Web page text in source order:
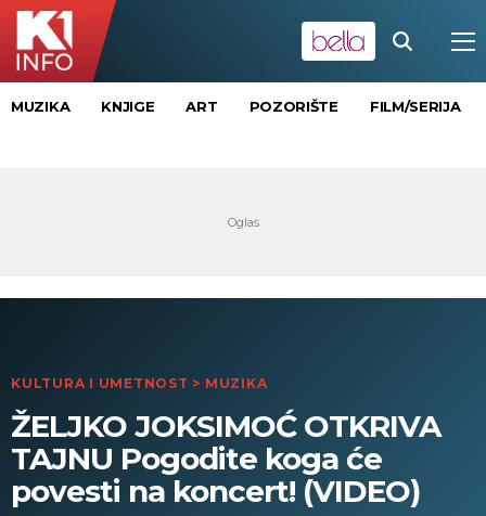
MUZIKA KNJIGE ART POZORIŠTE FILM/SERIJA
KULTURA I UMETNOST > MUZIKA
ŽELJKO JOKSIMOĆ OTKRIVA
TAJNU Pogodite koga će
povesti na koncert! (VIDEO)